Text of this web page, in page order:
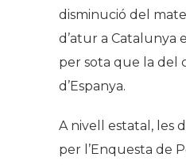
disminució del
d’atur a Catalunya
per sota que la del
d’Espanya.
A nivell estatal, les
per l’Enquesta de